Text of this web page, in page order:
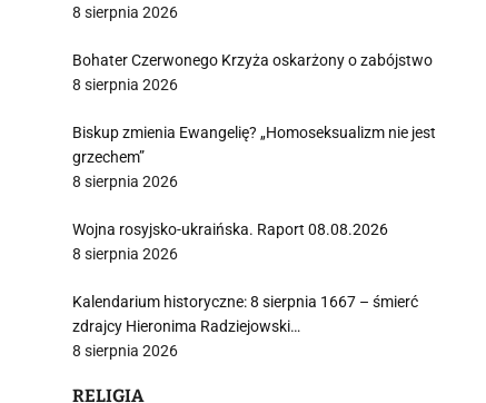
8 sierpnia 2026
Bohater Czerwonego Krzyża oskarżony o zabójstwo
8 sierpnia 2026
Biskup zmienia Ewangelię? „Homoseksualizm nie jest
grzechem”
8 sierpnia 2026
Wojna rosyjsko-ukraińska. Raport 08.08.2026
8 sierpnia 2026
Kalendarium historyczne: 8 sierpnia 1667 – śmierć
zdrajcy Hieronima Radziejowski…
8 sierpnia 2026
RELIGIA